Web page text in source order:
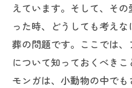
えています。そして、そ
った時、どうしても考え
葬の問題です。ここでは
について知っておくべき
モンガは、小動物の中で